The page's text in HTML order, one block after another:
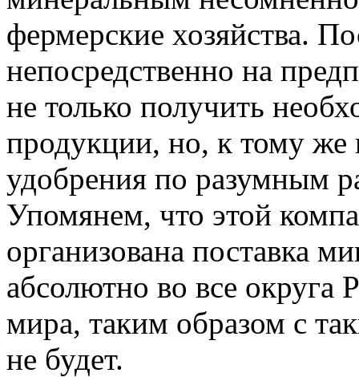
фермерские хозяйства.
непосредственно на
не только получить
продукции, но, к тому же
удобрения по разумным
Упомянем, что этой
организована поставка
абсолютно во все округа
мира, таким образом с
не будет.